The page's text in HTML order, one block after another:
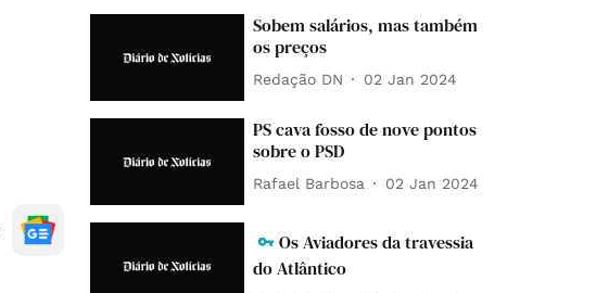
Sobem salários, mas também
os preços
Redação DN 02 Jan 2024
PS cava fosso de nove pontos
sobre o PSD
Rafael Barbosa 02 Jan 2024
Os Aviadores da travessia
do Atlântico